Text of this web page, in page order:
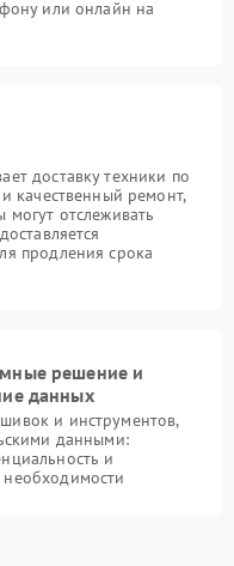
или онлайн на
доставку техники по
качественный ремонт,
отслеживать
продления срока
решение и
данных
и инструментов,
данными:
и